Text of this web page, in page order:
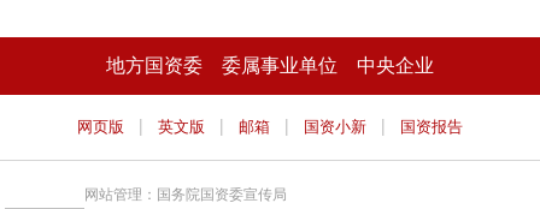
地方国资委 委属事业单位 中央企业
网页版 | 英文版 | 邮箱 | 国资小新 | 国资报告
网站管理：国务院国资委宣传局